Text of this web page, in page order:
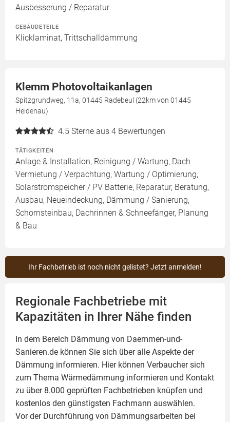
Ausbesserung / Reparatur
GEBÄUDETEILE
Klicklaminat, Trittschalldämmung
Klemm Photovoltaikanlagen
Spitzgrundweg, 11a, 01445 Radebeul (22km von 01445
Heidenau)
4.5 Sterne aus 4 Bewertungen
TÄTIGKEITEN
Anlage & Installation, Reinigung / Wartung, Dach
Vermietung / Verpachtung, Wartung / Optimierung,
Solarstromspeicher / PV Batterie, Reparatur, Beratung,
Ausbau, Neueindeckung, Dämmung / Sanierung,
Schornsteinbau, Dachrinnen & Schneefänger, Planung
& Bau
Ihr Fachbetrieb ist noch nicht gelistet? Jetzt anmelden!
Regionale Fachbetriebe mit
Kapazitäten in Ihrer Nähe finden
In dem Bereich Dämmung von Daemmen-und-
Sanieren.de können Sie sich über alle Aspekte der
Dämmung informieren. Hier können Verbaucher sich
zum Thema Wärmedämmung informieren und Kontakt
zu über 8.000 geprüften Fachbetrieben knüpfen und
kostenlos den günstigsten Fachmann auswählen.
Vor der Durchführung von Dämmungsarbeiten bei